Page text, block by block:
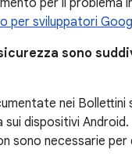
per il problema
per sviluppatori
sono
nei
dispositivi
sono necessarie